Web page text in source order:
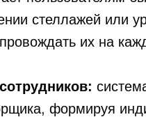
стеллажей или
их на
формируя